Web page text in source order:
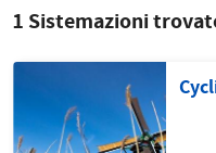
1 Sistemazioni